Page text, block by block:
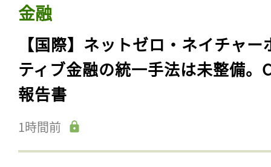
金融
【国際】ネットゼロ・ネイチャー
ティブ金融の統一手法は未整備。
報告書
1時間前